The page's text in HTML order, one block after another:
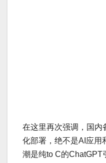
在这里再次强调，国内
化部署，绝不是AI应用
潮是纯to C的ChatGPT